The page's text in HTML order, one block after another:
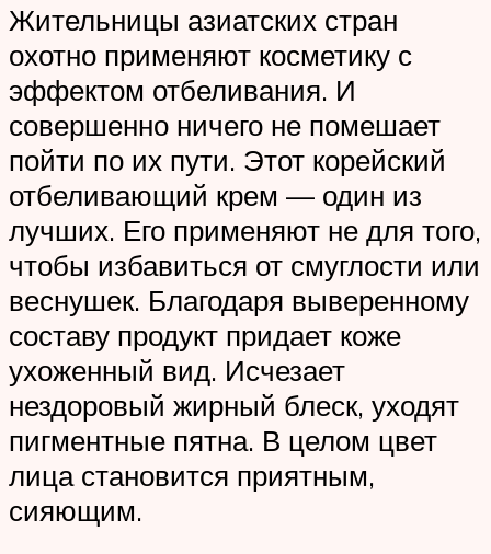
Жительницы азиатских стран
охотно применяют косметику с
эффектом отбеливания. И
совершенно ничего не помешает
пойти по их пути. Этот корейский
отбеливающий крем — один из
лучших. Его применяют не для того,
чтобы избавиться от смуглости или
веснушек. Благодаря выверенному
составу продукт придает коже
ухоженный вид. Исчезает
нездоровый жирный блеск, уходят
пигментные пятна. В целом цвет
лица становится приятным,
сияющим.